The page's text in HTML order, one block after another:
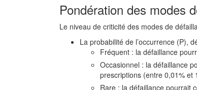
Pondération des modes
Le niveau de criticité des modes de
La probabilité de l’occurrence (P),
Fréquent : la défaillance
Occasionnel : la défaillance
prescriptions (entre 0,01% et
Rare : la défaillance pourrait